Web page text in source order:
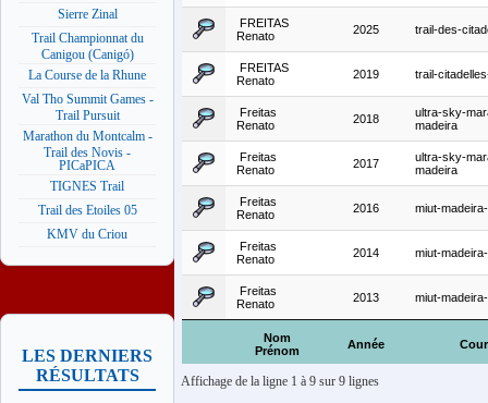
Sierre Zinal
Trail Championnat du
Canigou (Canigó)
La Course de la Rhune
Val Tho Summit Games -
Trail Pursuit
Marathon du Montcalm -
Trail des Novis -
PICaPICA
TIGNES Trail
Trail des Etoiles 05
KMV du Criou
LES DERNIERS
RÉSULTATS
Nom
Prénom
Année
FREITAS
Renato
2025 trail-des-
FREITAS
Renato
2019 trail-
Freitas
Renato
2018
ultra-sky-
madeira
Freitas
Renato
2017
ultra-sky-
madeira
Freitas
Renato
2016 miut-
Freitas
Renato
2014 miut-
Freitas
Renato
2013 miut-
Affichage de la ligne 1 à 9 sur 9 lignes